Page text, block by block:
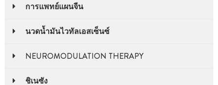
การแพทย์แผนจีน
นวดน้ำมันไวทัลเอสเซ็นซ์
NEUROMODULATION THERAPY
ชิเนซัง